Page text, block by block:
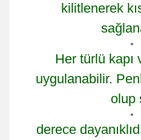
kilitlenerek
Her türlü kapı
uygulanabilir.
olup
derece